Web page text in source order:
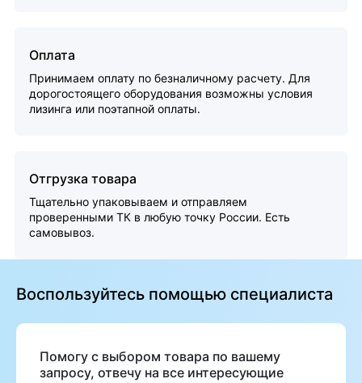
Оплата
Принимаем оплату по безналичному расчету. Для
дорогостоящего оборудования возможны условия
лизинга или поэтапной оплаты.
Отгрузка товара
Тщательно упаковываем и отправляем
проверенными ТК в любую точку России. Есть
самовывоз.
Воспользуйтесь помощью специалиста
Помогу с выбором товара по вашему
запросу, отвечу на все интересующие